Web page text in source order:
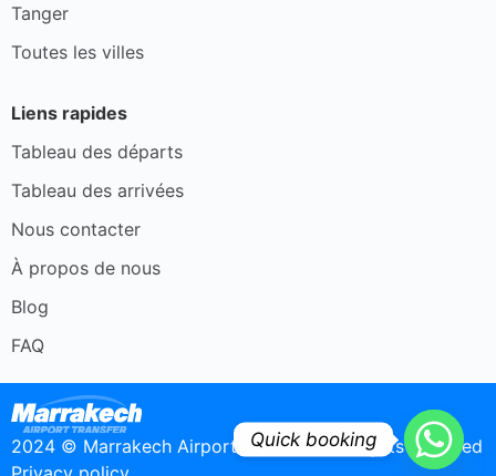
Tanger
Toutes les villes
Liens rapides
Tableau des départs
Tableau des arrivées
Nous contacter
À propos de nous
Blog
FAQ
2024 © Marrakech Airport Transfer - All rights reserved
Quick booking